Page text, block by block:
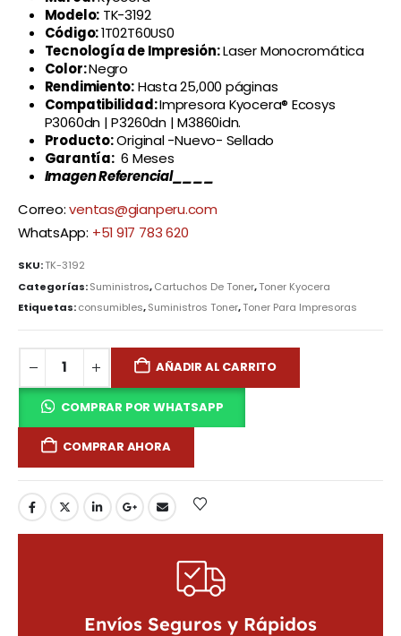
Modelo: TK-3192
Código:1T02T60US0
Tecnología de Impresión:Laser Monocromática
Color:Negro
Rendimiento:Hasta 25,000 páginas
Compatibilidad:Impresora Kyocera® Ecosys
P3060dn | P3260dn | M3860idn.
Producto:Original -Nuevo- Sellado
Garantía:6 Meses
Imagen Referencial____
Correo:ventas@gianperu.com
WhatsApp: +51 917 783 620
SKU:TK-3192
Categorías:Suministros,Cartuchos De Toner,Toner Kyocera
Etiquetas:consumibles,Suministros Toner,Toner Para Impresoras
AÑADIR AL CARRITO
COMPRAR POR WHATSAPP
COMPRAR AHORA
Envíos Seguros y Rápidos